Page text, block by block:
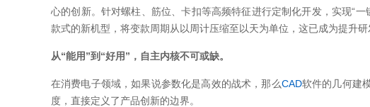
心的创新。针对螺柱、筋位、卡扣等高频特征进行定制化开发，实现“
款式的新机型，将变款周期从以周计压缩至以天为单位，这已成为提升研
从“能用”到“好用”，自主内核不可或缺。
在消费电子领域，如果说参数化是高效的战术，那么CAD软件的几何建
度，直接定义了产品创新的边界。